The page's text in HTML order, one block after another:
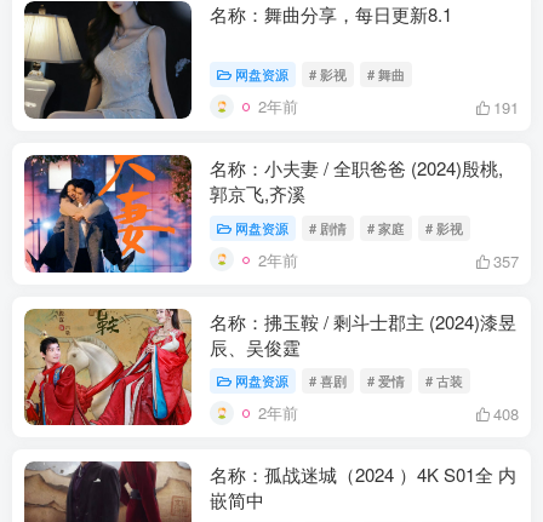
名称：舞曲分享，每日更新8.1
网盘资源 # 影视 # 舞曲
2年前 191
名称：小夫妻 / 全职爸爸 (2024)殷桃,
郭京飞,齐溪
网盘资源 # 剧情 # 家庭 # 影视
2年前 357
名称：拂玉鞍 / 剩斗士郡主 (2024)漆昱
辰、吴俊霆
网盘资源 # 喜剧 # 爱情 # 古装
2年前 408
名称：孤战迷城（2024 ）4K S01全 内
嵌简中